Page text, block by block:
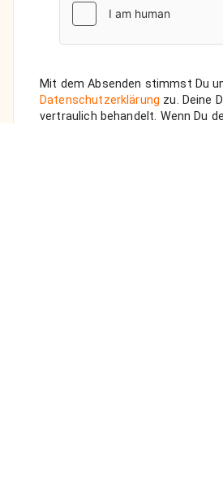
Mit dem Absenden stimmst Du
Datenschutzerklärung zu. Deine
vertraulich behandelt. Wenn Du